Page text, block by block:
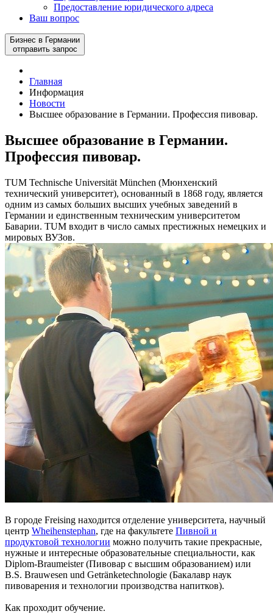
Предоставление юридического адреса
Ваш вопрос
Бизнес в Германии
отправить запрос
Главная
Информация
Новости
Высшее образование в Германии. Профессия пивовар.
Высшее образование в Германии.
Профессия пивовар.
TUM Technische Universität München (Мюнхенский
технический университет), основанный в 1868 году, является
одним из самых больших высших учебных заведений в
Германии и единственным техническим университетом
Баварии. TUM входит в число самых престижных немецких и
мировых ВУЗов.
В городе Freising находится отделение университета, научный
центр Wheihenstephan, где на факультете Пивной и
продуктовой технологии можно получить такие прекрасные,
нужные и интересные образовательные специальности, как
Diplom-Braumeister (Пивовар с высшим образованием) или
B.S. Brauwesen und Getränketechnologie (Бакалавр наук
пивоварения и технологии производства напитков).
Как проходит обучение.